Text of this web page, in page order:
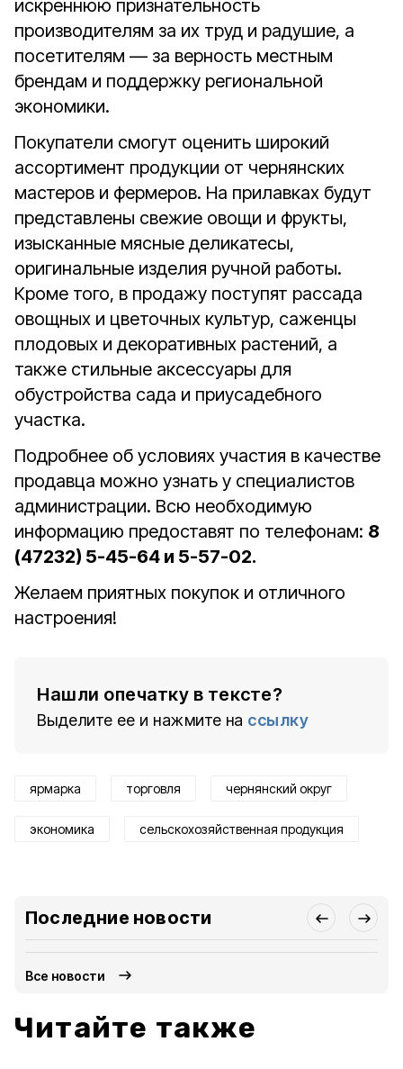
искреннюю признательность
производителям за их труд и радушие, а
посетителям — за верность местным
брендам и поддержку региональной
экономики.
Покупатели смогут оценить широкий
ассортимент продукции от чернянских
мастеров и фермеров. На прилавках будут
представлены свежие овощи и фрукты,
изысканные мясные деликатесы,
оригинальные изделия ручной работы.
Кроме того, в продажу поступят рассада
овощных и цветочных культур, саженцы
плодовых и декоративных растений, а
также стильные аксессуары для
обустройства сада и приусадебного
участка.
Подробнее об условиях участия в качестве
продавца можно узнать у специалистов
администрации. Всю необходимую
информацию предоставят по телефонам: 8
(47232) 5-45-64 и 5-57-02.
Желаем приятных покупок и отличного
настроения!
Нашли опечатку в тексте?
Выделите ее и нажмите на ссылку
ярмарка торговля чернянский округ
экономика сельскохозяйственная продукция
Последние новости
Все новости
Читайте также